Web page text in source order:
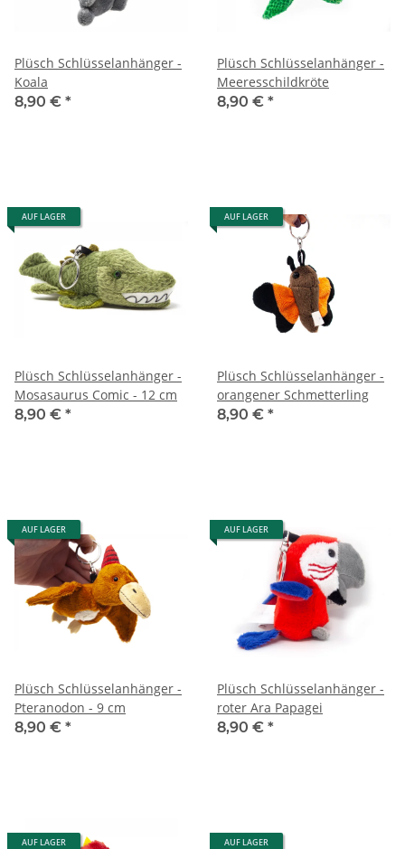
Plüsch Schlüsselanhänger -
Koala
8,90 € *
Plüsch Schlüsselanhänger -
Meeresschildkröte
8,90 € *
AUF LAGER
Plüsch Schlüsselanhänger -
Mosasaurus Comic - 12 cm
8,90 € *
AUF LAGER
Plüsch Schlüsselanhänger -
orangener Schmetterling
8,90 € *
AUF LAGER
Plüsch Schlüsselanhänger -
Pteranodon - 9 cm
8,90 € *
AUF LAGER
Plüsch Schlüsselanhänger -
roter Ara Papagei
8,90 € *
AUF LAGER AUF LAGER